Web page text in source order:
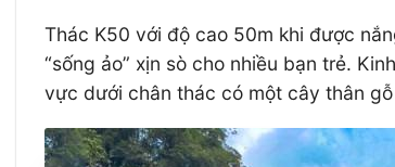
Thác K50 với độ cao 50m khi được
“sống ảo” xịn sò cho nhiều bạn trẻ.
vực dưới chân thác có một cây thân